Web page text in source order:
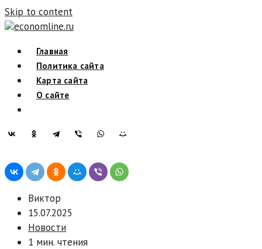
Skip to content
economline.ru
Главная
Политика сайта
Карта сайта
О сайте
Виктор
15.07.2025
Новости
1 мин. чтения